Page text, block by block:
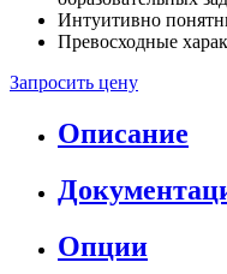
Интуитивно
Превосходные
Запросить цену
Описание
Опции